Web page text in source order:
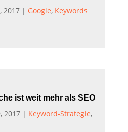
2017| Google, Keywords
ist weit mehr als SEO
2017| Keyword-Strategie,